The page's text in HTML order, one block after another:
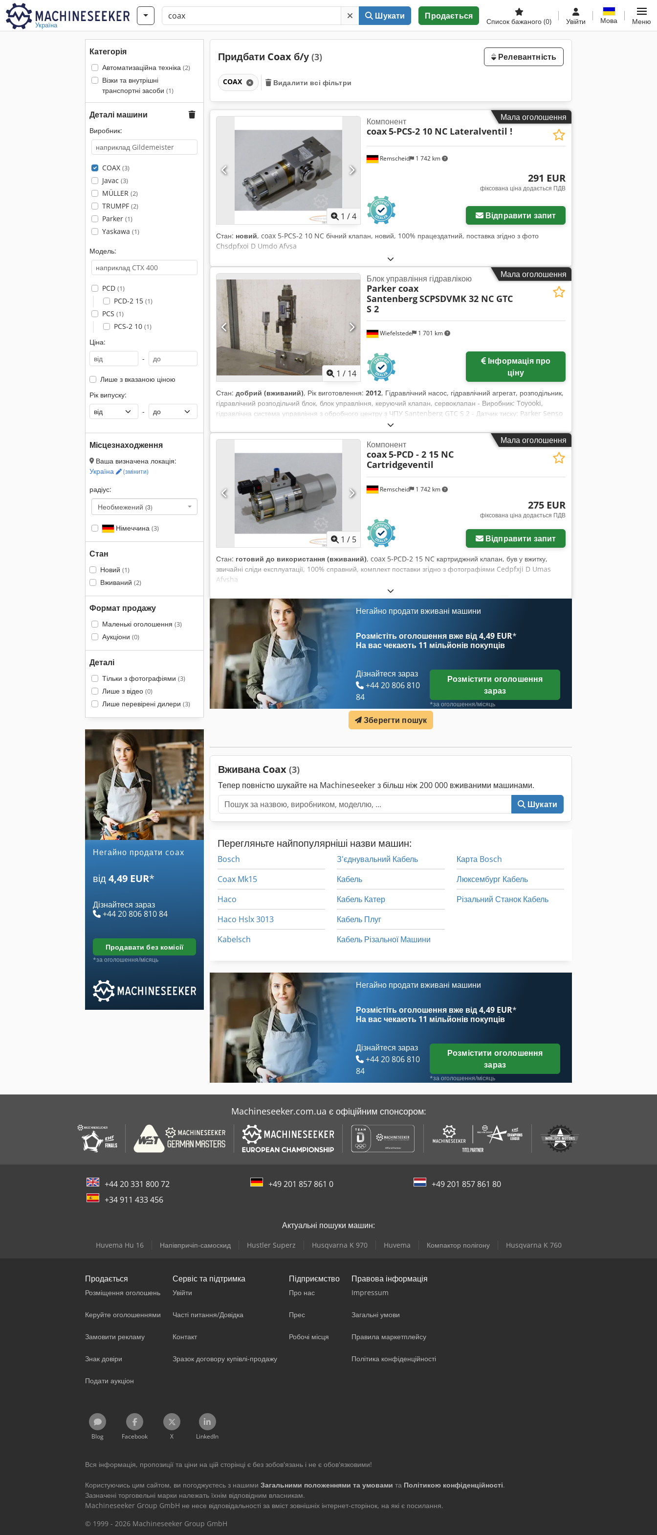
Україна
Шукати Продається
Список бажаного (0) Увійти Мова Меню
Категорія
Автоматизаційна техніка (2)
Візки та внутрішні
транспортні засоби (1)
Деталі машини
Виробник:
COAX (3)
Javac (3)
MÜLLER (2)
TRUMPF (2)
Parker (1)
Yaskawa (1)
Модель:
PCD (1)
PCD-2 15 (1)
PCS (1)
PCS-2 10 (1)
Ціна:
-
Лише з вказаною ціною
Рік випуску:
-
Місцезнаходження
Ваша визначена локація:
Україна
(змінити)
радіус:
Необмежений (3)
Німеччина (3)
Стан
Новий (1)
Вживаний (2)
Формат продажу
Маленькі оголошення (3)
Аукціони (0)
Деталі
Тільки з фотографіями (3)
Лише з відео (0)
Лише перевірені дилери (3)
Негайно продати coax
від4,49 EUR*
Дізнайтеся зараз
+44 20 806 810 84
продавати без комісії
*за оголошення/місяць
Придбати Coax б/у (3) Релевантність
COAX Видалити всі фільтри
Мала оголошення
1 /4
Remscheid 1 742 km
Компонент
coax5-PCS-2 10 NC Lateralventil !
291 EUR
фіксована ціна додається ПДВ
Відправити запит
Стан: новий, coax 5-PCS-2 10 NC бічний клапан, новий, 100% працездатний, поставка згідно з фото
Chsdpfxoi D Umdo Afvsa
Мала оголошення
1 / 14
Wiefelstede 1 701 km
Блок управління гідравлікою
Parker coax
SantenbergSCPSDVMK 32 NC GTC
S 2
ціну
Стан: добрий (вживаний), Рік виготовлення: 2012, Гідравлічний насос, гідравлічний агрегат, розподільник,
гідравлічний розподільчий блок, блок управління, керуючий клапан, сервоклапан - Виробник: Toyooki,
гідравлічна система управління з обробного центру з ЧПУ Santenberg GTC S 2 - Датчик тиску: Parker Senso
Control SCPSD - Керуючі клапани: coax 5-VMK 32 NC / 1 824 210 291 - Окремі компоненти: див. фото -
Відвантаження/ціна: комплект Chedpfx Aektm Dujfvea - Габарити: 340/145/H510 мм - Загальна вага: 14,7 кг
Мала оголошення
1 / 5
Remscheid 1 742 km
Компонент
coax5-PCD - 2 15 NC
Cartridgeventil
275 EUR
фіксована ціна додається ПДВ
Відправити запит
Стан: готовий до використання (вживаний), coax 5-PCD-2 15 NC картриджний клапан, був у вжитку,
звичайні сліди експлуатації, 100% справний, комплект поставки згідно з фотографіями Cedpfxji D Umas
Afvsha
Негайно продати вживані машини
Розмістіть оголошення вже від 4,49 EUR*
На вас чекають 11 мільйонів покупців
Дізнайтеся зараз
+44 20 806 810
84
Розмістити оголошення
зараз
*за оголошення/місяць
Зберегти пошук
Вживана Coax (3)
Тепер повністю шукайте на Machineseeker з більш ніж 200 000 вживаними машинами.
Шукати
Перегляньте найпопулярніші назви машин:
Bosch
Coax Mk15
Haco
Haco Hslx 3013
Kabelsch
З'єднувальний Кабель
Кабель
Кабель Катер
Кабель Плуг
Кабель Різальної Машини
Карта Bosch
Люксембург Кабель
Різальний Станок Кабель
Негайно продати вживані машини
Розмістіть оголошення вже від 4,49 EUR*
На вас чекають 11 мільйонів покупців
Дізнайтеся зараз
+44 20 806 810
84
Розмістити оголошення
зараз
*за оголошення/місяць
Machineseeker.com.ua є офіційним спонсором:
+44 20 331 800 72 +49 201 857 861 0
+49 201 857 861 80
+34 911 433 456
Актуальні пошуки машин:
Huvema Hu 16 Напівпричіп-самоскид Hustler Superz Husqvarna K 970 Huvema Компактор полігону Husqvarna K 760
Продається
Розміщення оголошень
Керуйте оголошеннями
Замовити рекламу
Знак довіри
Подати аукціон
Сервіс та підтримка
Увійти
Часті питання/Довідка
Контакт
Зразок договору купівлі-продажу
Підприємство
Про нас
Прес
Робочі місця
Правова інформація
Impressum
Загальні умови
Правила маркетплейсу
Політика конфіденційності
Blog Facebook X LinkedIn
Вся інформація, пропозиції та ціни на цій сторінці є без зобов'язань і не є обов'язковими!
Користуючись цим сайтом, ви погоджуєтесь з нашими Загальними положеннями та умовами та Політикою конфіденційності.
Зазначені торговельні марки належать їхнім відповідним власникам.
Machineseeker Group GmbH не несе відповідальності за вміст зовнішніх інтернет-сторінок, на які є посилання.
© 1999 - 2026 Machineseeker Group GmbH